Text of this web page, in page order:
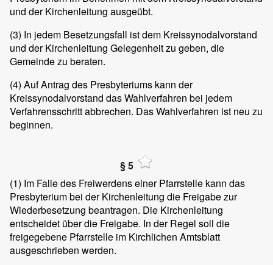
und der Kirchenleitung ausgeübt.
(3) In jedem Besetzungsfall ist dem Kreissynodalvorstand
und der Kirchenleitung Gelegenheit zu geben, die
Gemeinde zu beraten.
(4) Auf Antrag des Presbyteriums kann der
Kreissynodalvorstand das Wahlverfahren bei jedem
Verfahrensschritt abbrechen. Das Wahlverfahren ist neu zu
beginnen.
§ 5
(1) Im Falle des Freiwerdens einer Pfarrstelle kann das
Presbyterium bei der Kirchenleitung die Freigabe zur
Wiederbesetzung beantragen. Die Kirchenleitung
entscheidet über die Freigabe. In der Regel soll die
freigegebene Pfarrstelle im Kirchlichen Amtsblatt
ausgeschrieben werden.